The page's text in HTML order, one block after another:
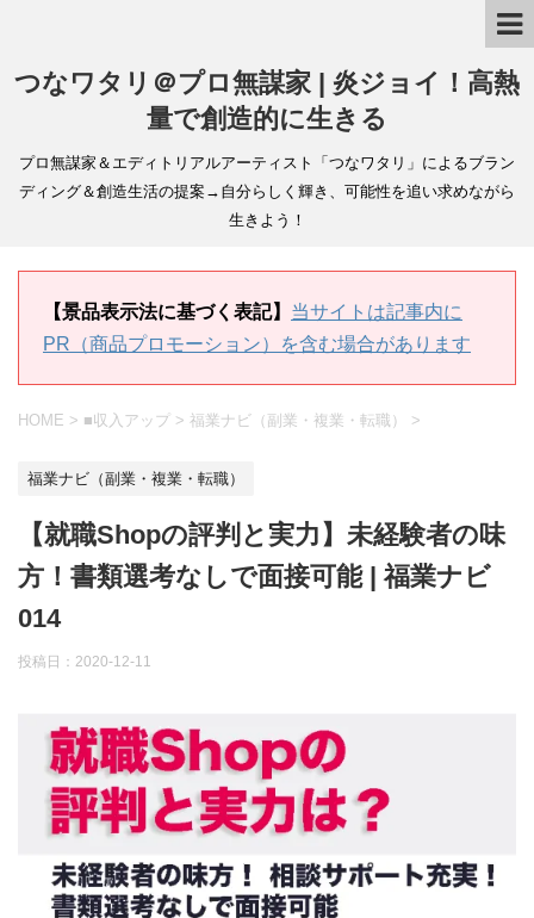
つなワタリ＠プロ無謀家 | 炎ジョイ！高熱
量で創造的に生きる
プロ無謀家＆エディトリアルアーティスト「つなワタリ」によるブラン
ディング＆創造生活の提案→自分らしく輝き、可能性を追い求めながら
生きよう！
【景品表示法に基づく表記】 当サイトは記事内に
PR（商品プロモーション）を含む場合があります
HOME > ■収入アップ > 福業ナビ（副業・複業・転職） >
福業ナビ（副業・複業・転職）
【就職Shopの評判と実力】未経験者の味
方！書類選考なしで面接可能 | 福業ナビ
014
投稿日： 2020-12-11